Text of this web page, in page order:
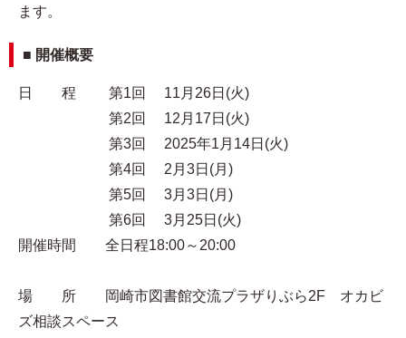
ます。
■ 開催概要
日 程 第1回 11月26日(火)
第2回 12月17日(火)
第3回 2025年1月14日(火)
第4回 2月3日(月)
第5回 3月3日(月)
第6回 3月25日(火)
開催時間 全日程18:00～20:00
場 所 岡崎市図書館交流プラザりぶら2F オカビ
ズ相談スペース